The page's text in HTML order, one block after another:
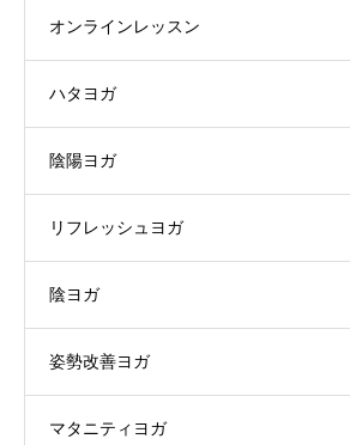
オンラインレッスン
ハタヨガ
陰陽ヨガ
リフレッシュヨガ
陰ヨガ
姿勢改善ヨガ
マタニティヨガ